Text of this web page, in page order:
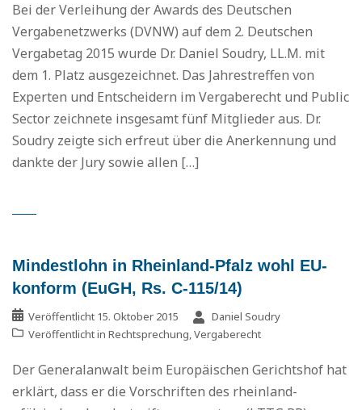
Bei der Verleihung der Awards des Deutschen
Vergabenetzwerks (DVNW) auf dem 2. Deutschen
Vergabetag 2015 wurde Dr. Daniel Soudry, LL.M. mit
dem 1. Platz ausgezeichnet. Das Jahrestreffen von
Experten und Entscheidern im Vergaberecht und Public
Sector zeichnete insgesamt fünf Mitglieder aus. Dr.
Soudry zeigte sich erfreut über die Anerkennung und
dankte der Jury sowie allen […]
Mindestlohn in Rheinland-Pfalz wohl EU-
konform (EuGH, Rs. C-115/14)
Veröffentlicht 15. Oktober 2015
Daniel Soudry
Veröffentlicht in Rechtsprechung,Vergaberecht
Der Generalanwalt beim Europäischen Gerichtshof hat
erklärt, dass er die Vorschriften des rheinland-